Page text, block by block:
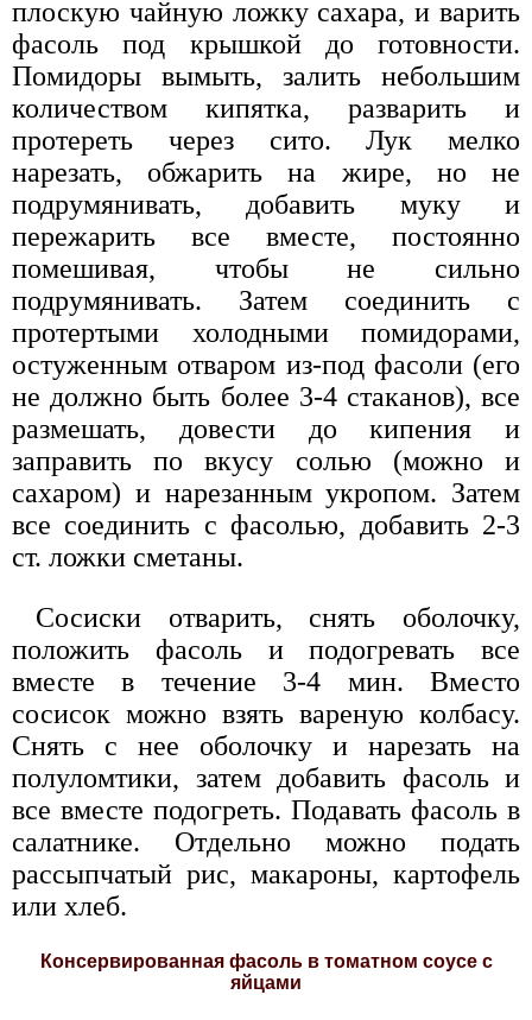
плоскую чайную ложку сахара, и варить
фасоль под крышкой до готовности.
Помидоры вымыть, залить небольшим
количеством кипятка, разварить и
протереть через сито. Лук мелко
нарезать, обжарить на жире, но не
подрумянивать, добавить муку и
пережарить все вместе, постоянно
помешивая, чтобы не сильно
подрумянивать. Затем соединить с
протертыми холодными помидорами,
остуженным отваром из-под фасоли (его
не должно быть более 3-4 стаканов), все
размешать, довести до кипения и
заправить по вкусу солью (можно и
сахаром) и нарезанным укропом. Затем
все соединить с фасолью, добавить 2-3
ст. ложки сметаны.
Сосиски отварить, снять оболочку,
положить фасоль и подогревать все
вместе в течение 3-4 мин. Вместо
сосисок можно взять вареную колбасу.
Снять с нее оболочку и нарезать на
полуломтики, затем добавить фасоль и
все вместе подогреть. Подавать фасоль в
салатнике. Отдельно можно подать
рассыпчатый рис, макароны, картофель
или хлеб.
Консервированная фасоль в томатном соусе с
яйцами